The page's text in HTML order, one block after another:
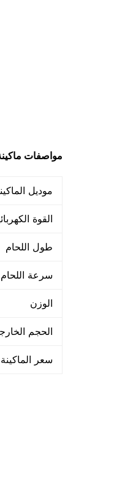
مواصفات
موديل
القوة
طول اللحام
سرعة اللحام
الوزن
الحجم
سعر الماكينة